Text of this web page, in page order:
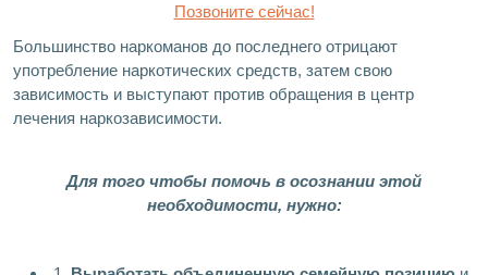
Позвоните сейчас!
Большинство наркоманов до последнего отрицают
употребление наркотических средств, затем свою
зависимость и выступают против обращения в центр
лечения наркозависимости.
Для того чтобы помочь в осознании этой
необходимости, нужно: